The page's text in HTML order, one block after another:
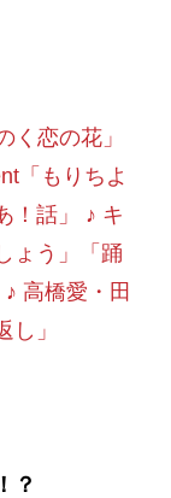
く恋の花」
「もりちよ
！話」 ♪ キ
ょう」「踊
高橋愛・田
」
？